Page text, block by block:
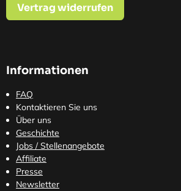
Vertrag widerrufen
Informationen
FAQ
Kontaktieren Sie uns
Über uns
Geschichte
Jobs / Stellenangebote
Affiliate
Presse
Newsletter